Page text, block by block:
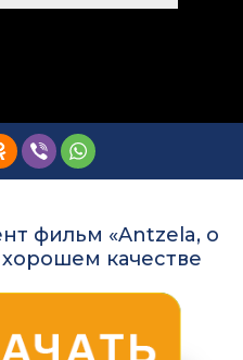
фильм «Antzela, o
хорошем качестве